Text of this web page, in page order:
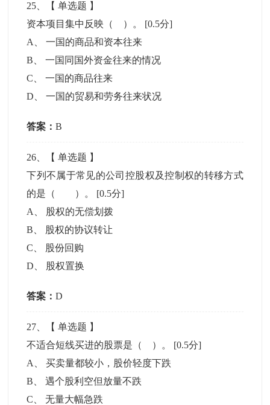
25 、【单选题 】
资本项目集中反映（ ）。 [0.5分]
A
、一国的商品和资本往来
B 、一国同国外资金往来的情况
C 、一国的商品往来
D 、一国的贸易和劳务往来状况
答案：B
26 、【单选题 】
下列不属于常见的公司控股权及控制权的转移方式
的是（ ）。 [0.5分]
A
股权的无偿划拨
B
股权的协议转让
C
股份回购
D
股权置换
答案：D
27 、【单选题 】
不适合短线买进的股票是（ ）。 [0.5分]
A
、买卖量都较小，股价轻度下跌
B 、遇个股利空但放量不跌
C 、无量大幅急跌